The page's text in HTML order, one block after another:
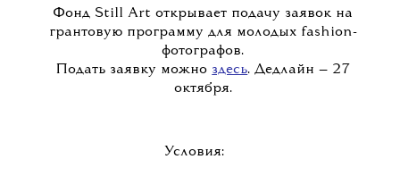
Фонд Still Art открывает подачу заявок на
грантовую программу для молодых fashion-
фотографов.
Подать заявку можно здесь. Дедлайн — 27
октября.
Условия: